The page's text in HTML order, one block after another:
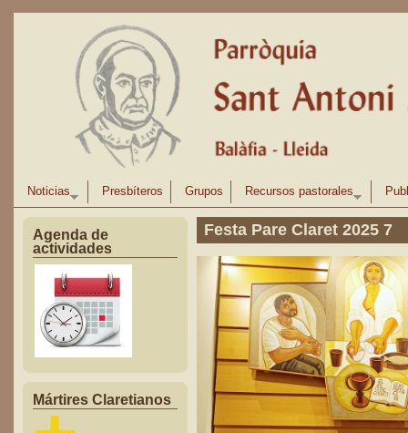
Pasar al contenido principal
Noticias Presbíteros Grupos Recursos pastorales
Agenda de
actividades
Mártires Claretianos
Festa Pare Claret 2025 7